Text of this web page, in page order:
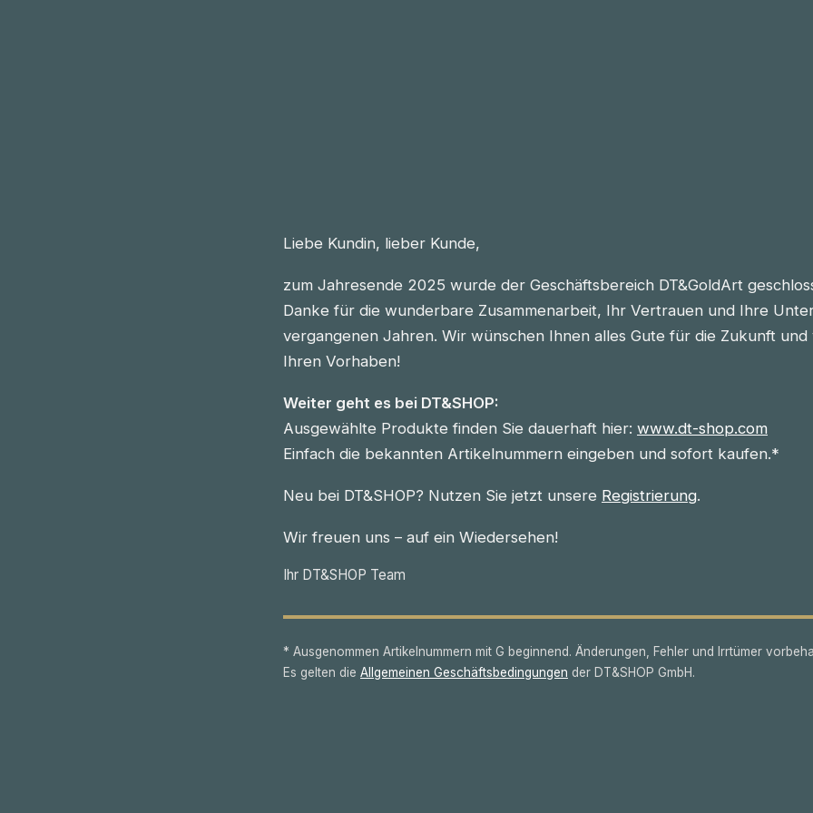
Liebe Kundin, lieber Kunde,
zum Jahresende 2025 wurde der Geschäftsbereich DT&GoldArt
Danke für die wunderbare Zusammenarbeit, Ihr Vertrauen und Ihre
vergangenen Jahren. Wir wünschen Ihnen alles Gute für die Zukunft und
Ihren Vorhaben!
Weiter geht es bei DT&SHOP:
Ausgewählte Produkte finden Sie dauerhaft hier: www.dt-shop.com
Einfach die bekannten Artikelnummern eingeben und sofort kaufen.*
Neu bei DT&SHOP? Nutzen Sie jetzt unsere Registrierung.
Wir freuen uns – auf ein Wiedersehen!
Ihr DT&SHOP Team
* Ausgenommen Artikelnummern mit G beginnend. Änderungen, Fehler und Irrtümer
Es gelten die Allgemeinen Geschäftsbedingungen der DT&SHOP GmbH.